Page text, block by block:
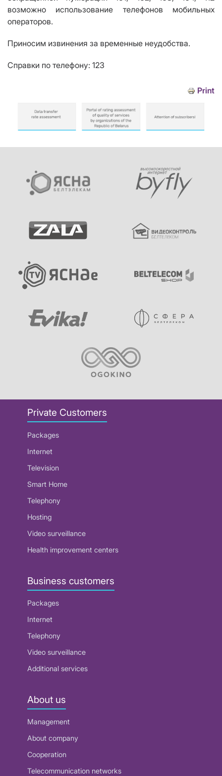
возможно использование телефонов мобильных
операторов.
Приносим извинения за временные неудобства.
Справки по телефону: 123
Print
Private Customers
Packages
Internet
Television
Smart Home
Telephony
Hosting
Video surveillance
Health improvement centers
Business customers
Packages
Internet
Telephony
Video surveillance
Additional services
About us
Management
About company
Cooperation
Telecommunication networks